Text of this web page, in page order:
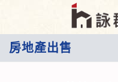
房地產出售